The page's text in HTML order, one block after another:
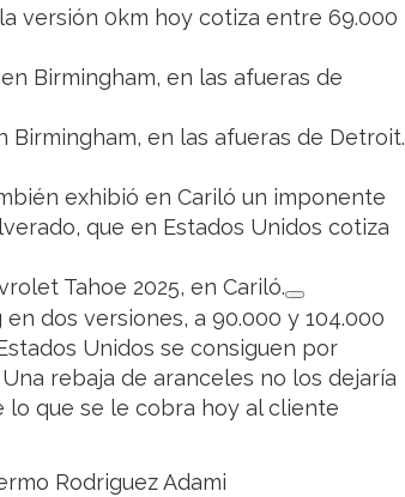
versión 0km hoy cotiza entre 69.000
en las afueras de Detroit.
exhibió en Cariló un imponente
que en Estados Unidos cotiza
Tahoe 2025, en Cariló.
dos versiones, a 90.000 y 104.000
Unidos se consiguen por
rebaja de aranceles no los dejaría
que se le cobra hoy al cliente